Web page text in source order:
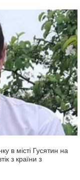
в місті Гусятин на
з країни з